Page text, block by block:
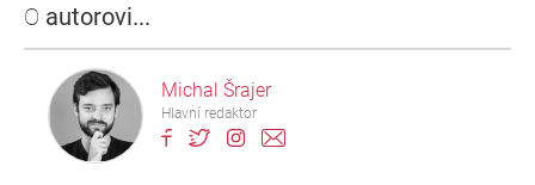
O autorovi...
Michal Šrajer
Hlavní redaktor